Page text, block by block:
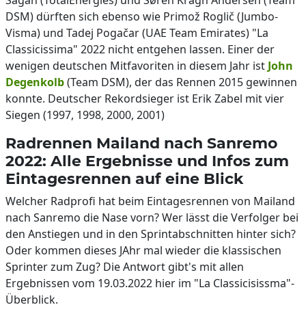
DSM) dürften sich ebenso wie Primož Roglič (Jumbo-
Visma) und Tadej Pogačar (UAE Team Emirates) "La
Classicissima" 2022 nicht entgehen lassen. Einer der
wenigen deutschen Mitfavoriten in diesem Jahr ist John
Degenkolb(Team DSM), der das Rennen 2015 gewinnen
konnte. Deutscher Rekordsieger ist Erik Zabel mit vier
Siegen (1997, 1998, 2000, 2001)
Radrennen Mailand nach Sanremo
2022: Alle Ergebnisse und Infos zum
Eintagesrennen auf eine Blick
Welcher Radprofi hat beim Eintagesrennen von Mailand
nach Sanremo die Nase vorn? Wer lässt die Verfolger bei
den Anstiegen und in den Sprintabschnitten hinter sich?
Oder kommen dieses JAhr mal wieder die klassischen
Sprinter zum Zug? Die Antwort gibt's mit allen
Ergebnissen vom 19.03.2022 hier im "La Classicisissma"-
Überblick.